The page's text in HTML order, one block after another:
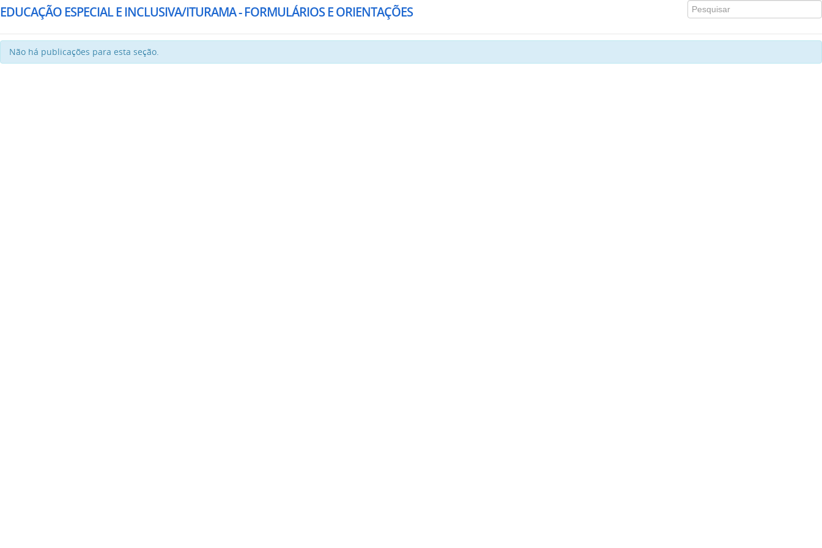
EDUCAÇÃO ESPECIAL E INCLUSIVA/ITURAMA - FORMULÁRIOS E ORIENTAÇÕES
Não há publicações para esta seção.